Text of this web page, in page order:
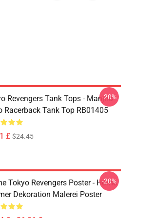
Revengers Tank Tops - Manjiro
Racerback Tank Top RB01405
£ $24.45
-20%
Tokyo Revengers Poster - Home
Dekoration Malerei Poster
-20%